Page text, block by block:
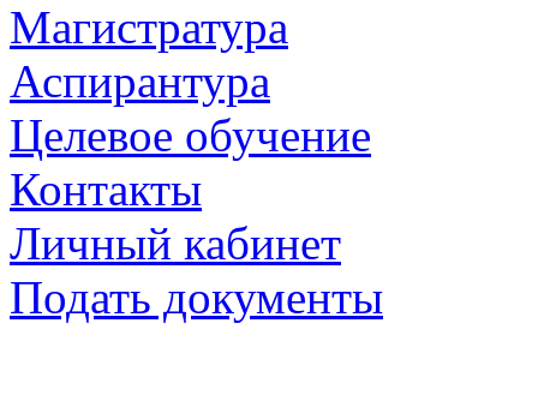
Магистратура
Аспирантура
Целевое обучение
Контакты
Личный кабинет
Подать документы